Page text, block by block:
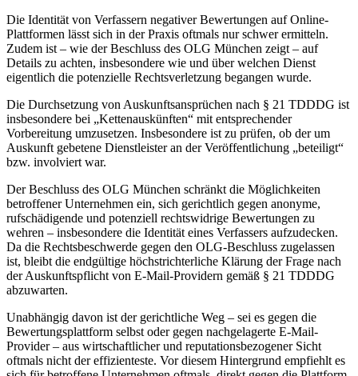
Die Identität von Verfassern negativer Bewertungen auf Online-
Plattformen lässt sich in der Praxis oftmals nur schwer ermitteln.
Zudem ist – wie der Beschluss des OLG München zeigt – auf
Details zu achten, insbesondere wie und über welchen Dienst
eigentlich die potenzielle Rechtsverletzung begangen wurde.
Die Durchsetzung von Auskunftsansprüchen nach § 21 TDDDG ist
insbesondere bei „Kettenauskünften“ mit entsprechender
Vorbereitung umzusetzen. Insbesondere ist zu prüfen, ob der um
Auskunft gebetene Dienstleister an der Veröffentlichung „beteiligt“
bzw. involviert war.
Der Beschluss des OLG München schränkt die Möglichkeiten
betroffener Unternehmen ein, sich gerichtlich gegen anonyme,
rufschädigende und potenziell rechtswidrige Bewertungen zu
wehren – insbesondere die Identität eines Verfassers aufzudecken.
Da die Rechtsbeschwerde gegen den OLG-Beschluss zugelassen
ist, bleibt die endgültige höchstrichterliche Klärung der Frage nach
der Auskunftspflicht von E-Mail-Providern gemäß § 21 TDDDG
abzuwarten.
Unabhängig davon ist der gerichtliche Weg – sei es gegen die
Bewertungsplattform selbst oder gegen nachgelagerte E-Mail-
Provider – aus wirtschaftlicher und reputationsbezogener Sicht
oftmals nicht der effizienteste. Vor diesem Hintergrund empfiehlt es